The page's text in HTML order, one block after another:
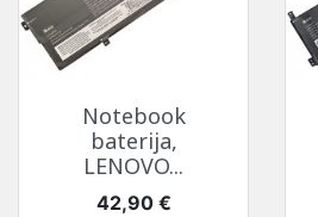
Notebook
baterija,
LENOVO...
Kaina
42,90 €